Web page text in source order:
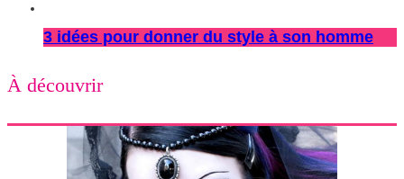
3 idées pour donner du style à son homme
À découvrir